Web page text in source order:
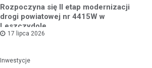
Rozpoczyna się II etap modernizacji
drogi powiatowej nr 4415W w
Leszczydole
17 lipca 2026
Inwestycje